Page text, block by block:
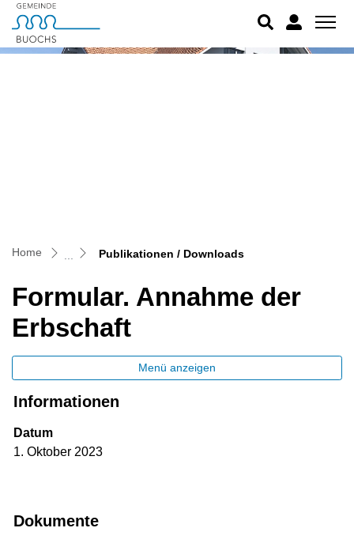
zur Startseite
Direkt zur Hauptnavigation
Direkt zum Inhalt
Direkt zur Suche
Direkt zum Stichwortverzeichnis
Home Publikationen / Downloads
Formular. Annahme der
Erbschaft
Menü anzeigen
Informationen
Datum
1. Oktober 2023
Dokumente